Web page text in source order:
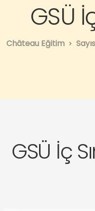
GSÜ
Château Eğitim
GSÜ İç